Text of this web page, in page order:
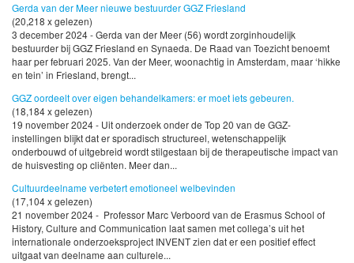
Gerda van der Meer nieuwe bestuurder GGZ Friesland
(20,218 x gelezen)
3 december 2024 - Gerda van der Meer (56) wordt zorginhoudelijk
bestuurder bij GGZ Friesland en Synaeda. De Raad van Toezicht benoemt
haar per februari 2025. Van der Meer, woonachtig in Amsterdam, maar ‘hikke
en tein’ in Friesland, brengt...
GGZ oordeelt over eigen behandelkamers: er moet iets gebeuren.
(18,184 x gelezen)
19 november 2024 - Uit onderzoek onder de Top 20 van de GGZ-
instellingen blijkt dat er sporadisch structureel, wetenschappelijk
onderbouwd of uitgebreid wordt stilgestaan bij de therapeutische impact van
de huisvesting op cliënten. Meer dan...
Cultuurdeelname verbetert emotioneel welbevinden
(17,104 x gelezen)
21 november 2024 - Professor Marc Verboord van de Erasmus School of
History, Culture and Communication laat samen met collega’s uit het
internationale onderzoeksproject INVENT zien dat er een positief effect
uitgaat van deelname aan culturele...